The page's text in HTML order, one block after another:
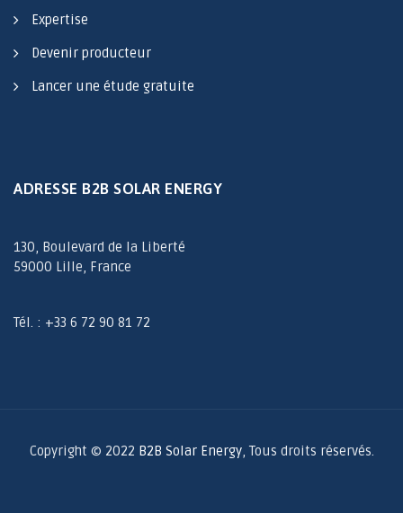
Expertise
Devenir producteur
Lancer une étude gratuite
ADRESSE B2B SOLAR ENERGY
130, Boulevard de la Liberté
59000 Lille, France
Tél. : +33 6 72 90 81 72
Copyright © 2022 B2B Solar Energy, Tous droits réservés.